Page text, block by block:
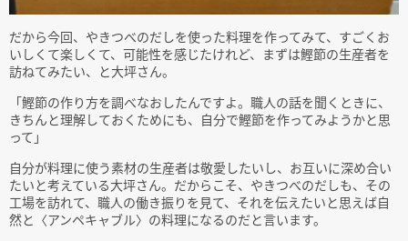
だから今回、やきつべのだしを使った料理を作ってみて、すごくお
いしくて楽しくて、可能性を感じたけれど、まずは鰹節の生産者を
訪ねてみたい、と大坪さん。
「鰹節の作り方を調べなおしたんですよ。職人の話を聞くときに、
きちんと理解しておくためにも、自分で鰹節を作ってみようかと思
って」
自分が料理に使う素材の生産者は敬愛したいし、お互いに深め合い
たいと考えている大坪さん。だからこそ、やきつべのだしも、その
工場を訪れて、職人の働き振りを見て、それを伝えたいと思えば自
然と〈アンペキャブル〉の料理になるのだと言います。